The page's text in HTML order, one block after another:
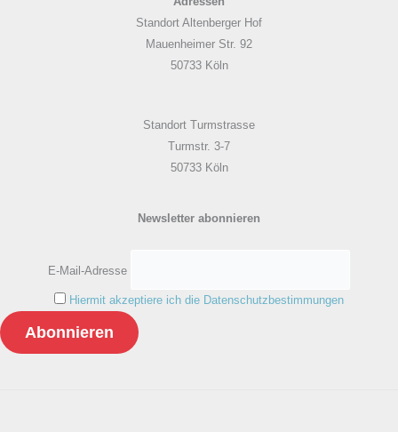
Standort Altenberger Hof
Mauenheimer Str. 92
50733 Köln
Standort Turmstrasse
Turmstr. 3-7
50733 Köln
Newsletter abonnieren
E-Mail-Adresse
Hiermit akzeptiere ich die Datenschutzbestimmungen